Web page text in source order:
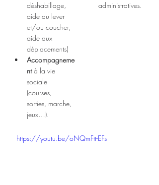
déshabillage,
aide au lever
et/ou coucher,
aide aux
déplacements)
Accompagneme
nt à la vie
sociale
(courses,
sorties, marche,
jeux…).
administratives.
https://youtu.be/oNQmFtt-EFs